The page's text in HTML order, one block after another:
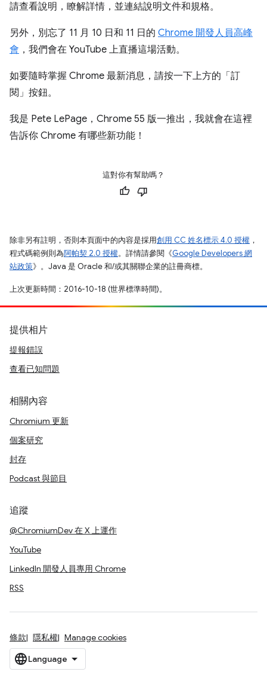
請查看說明，瞭解詳情，並連結說明文件和規格。
另外，別忘了 11 月 10 日和 11 日的 Chrome 開發人員高峰
會 ，我們會在 YouTube 上直播這場活動。
如要隨時掌握 Chrome 最新消息，請按一下上方的「訂
閱」 按鈕。
我是 Pete LePage，Chrome 55 版一推出，我就會在這裡
告訴你 Chrome 有哪些新功能！
這對你有幫助嗎？
除非另有註明，否則本頁面中的內容是採用創用 CC 姓名標示 4.0 授權 ，
程式碼範例則為阿帕契 2.0 授權。詳情請參閱《Google Developers 網
站政策》。Java 是 Oracle 和/或其關聯企業的註冊商標。
上次更新時間：2016-10-18 (世界標準時間)。
提供相片
提報錯誤
查看已知問題
相關內容
Chromium 更新
個案研究
封存
Podcast 與節目
追蹤
@ChromiumDev 在 X 上運作
YouTube
LinkedIn 開發人員專用 Chrome
RSS
條款 隱私權 Manage cookies